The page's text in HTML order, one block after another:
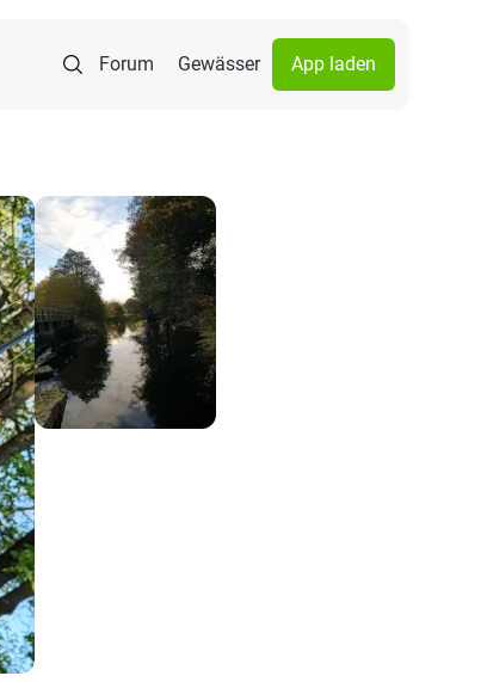
Forum Gewässer App laden